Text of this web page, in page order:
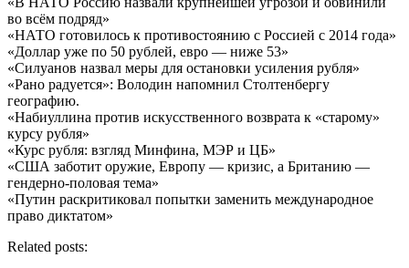
во всём подряд»
«НАТО готовилось к противостоянию с Россией с 2014 года»
«Доллар уже по 50 рублей, евро — ниже 53»
«Силуанов назвал меры для остановки усиления рубля»
«Рано радуется»: Володин напомнил Столтенбергу
географию.
«Набиуллина против искусственного возврата к «старому»
курсу рубля»
«Курс рубля: взгляд Минфина, МЭР и ЦБ»
«США заботит оружие, Европу — кризис, а Британию —
гендерно-половая тема»
«Путин раскритиковал попытки заменить международное
право диктатом»
Related posts: